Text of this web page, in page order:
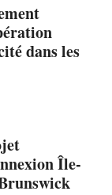
dans les
Île-